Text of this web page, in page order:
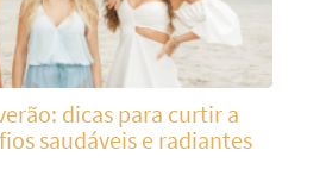
dicas para curtir a
saudáveis e radiantes